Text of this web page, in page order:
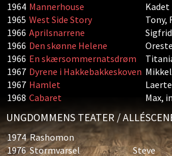
1964 Mannerhouse
Kadet
1965 West Side Story
Tony,
1966 Aprilsnarrene
1966 Den skønne Helene
1966 En skærsommernatsdrøm
1967 Dyrene i Hakkebakkeskoven
1967 Hamlet
1968 Cabaret Max,
UNGDOMMENS TEATER /
1974 Rashomon
1976 Stormvarsel Steve